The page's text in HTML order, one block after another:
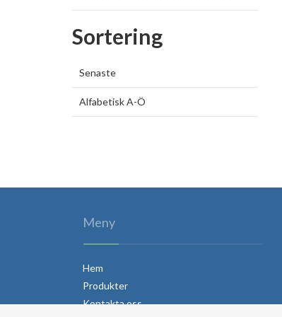
Sortering
Senaste
Alfabetisk A-Ö
Meny
Hem
Produkter
Kontakta oss